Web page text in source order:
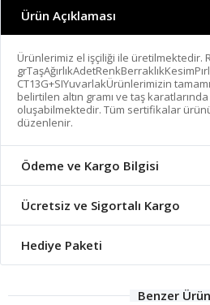
Ürün Açıklaması
Ürünlerimiz el işçiliği ile üretilmektedir.
CT13G+SIYuvarlakÜrünlerimizin
belirtilen altın gramı ve taş
oluşabilmektedir. Tüm sertifikalar
düzenlenir.
Ödeme ve Kargo Bilgisi
Ücretsiz ve Sigortalı Kargo
Hediye Paketi
Benzer